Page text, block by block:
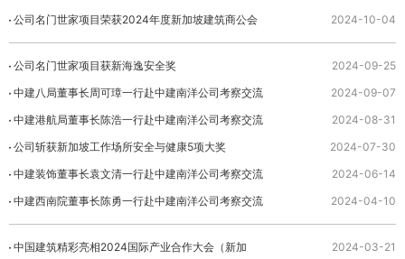
环境可持续创新大奖
公司名门世家项目荣获2024年度新加坡建筑商公会
生产力与创新奖—金奖
2024-10-04
公司名门世家项目获新海逸安全奖
2024-09-25
中建八局董事长周可璋一行赴中建南洋公司考察交流
2024-09-07
中建港航局董事长陈浩一行赴中建南洋公司考察交流
并签署战略合作协议
2024-08-31
公司斩获新加坡工作场所安全与健康5项大奖
2024-07-30
中建装饰董事长袁文清一行赴中建南洋公司考察交流
2024-06-14
中建西南院董事长陈勇一行赴中建南洋公司考察交流
2024-04-10
中国建筑精彩亮相2024国际产业合作大会（新加
2024-03-21